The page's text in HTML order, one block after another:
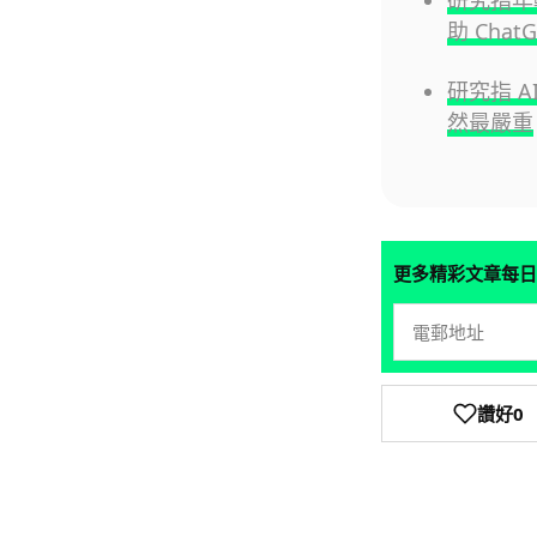
助
研究指
然最嚴重
更多精彩文章每
讚好0